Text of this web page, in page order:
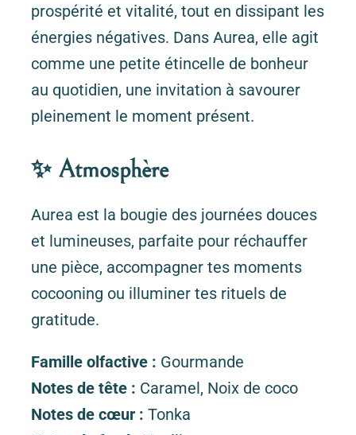
prospérité et vitalité, tout en dissipant les
énergies négatives. Dans Aurea, elle agit
comme une petite étincelle de bonheur
au quotidien, une invitation à savourer
pleinement le moment présent.
✨ Atmosphère
Aurea est la bougie des journées douces
et lumineuses, parfaite pour réchauffer
une pièce, accompagner tes moments
cocooning ou illuminer tes rituels de
gratitude.
Famille olfactive : Gourmande
Notes de tête : Caramel, Noix de coco
Notes de cœur : Tonka